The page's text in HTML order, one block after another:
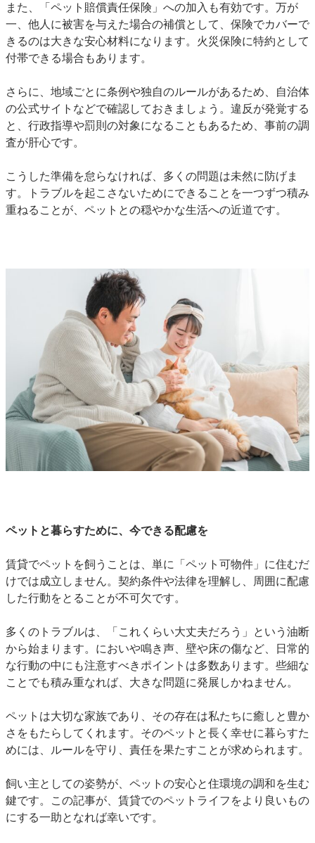
また、「ペット賠償責任保険」への加入も有効です。万が
一、他人に被害を与えた場合の補償として、保険でカバーで
きるのは大きな安心材料になります。火災保険に特約として
付帯できる場合もあります。
さらに、地域ごとに条例や独自のルールがあるため、自治体
の公式サイトなどで確認しておきましょう。違反が発覚する
と、行政指導や罰則の対象になることもあるため、事前の調
査が肝心です。
こうした準備を怠らなければ、多くの問題は未然に防げま
す。トラブルを起こさないためにできることを一つずつ積み
重ねることが、ペットとの穏やかな生活への近道です。
ペットと暮らすために、今できる配慮を
賃貸でペットを飼うことは、単に「ペット可物件」に住むだ
けでは成立しません。契約条件や法律を理解し、周囲に配慮
した行動をとることが不可欠です。
多くのトラブルは、「これくらい大丈夫だろう」という油断
から始まります。においや鳴き声、壁や床の傷など、日常的
な行動の中にも注意すべきポイントは多数あります。些細な
ことでも積み重なれば、大きな問題に発展しかねません。
ペットは大切な家族であり、その存在は私たちに癒しと豊か
さをもたらしてくれます。そのペットと長く幸せに暮らすた
めには、ルールを守り、責任を果たすことが求められます。
飼い主としての姿勢が、ペットの安心と住環境の調和を生む
鍵です。この記事が、賃貸でのペットライフをより良いもの
にする一助となれば幸いです。